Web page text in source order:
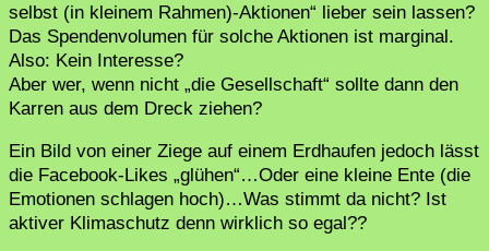
selbst (in kleinem Rahmen)-Aktionen“ lieber sein lassen?
Das Spendenvolumen für solche Aktionen ist marginal.
Also: Kein Interesse?
Aber wer, wenn nicht „die Gesellschaft“ sollte dann den
Karren aus dem Dreck ziehen?
Ein Bild von einer Ziege auf einem Erdhaufen jedoch lässt
die Facebook-Likes „glühen“…Oder eine kleine Ente (die
Emotionen schlagen hoch)…Was stimmt da nicht? Ist
aktiver Klimaschutz denn wirklich so egal??